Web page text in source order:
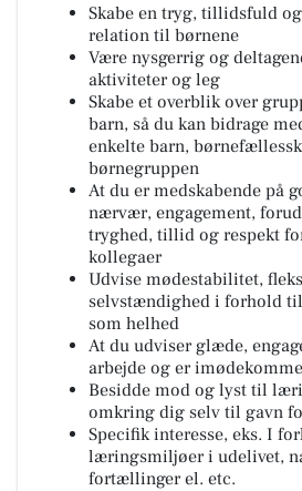
Skabe en tryg, tillidsfuld
relation til børnene
Være nysgerrig og
aktiviteter og leg
Skabe et overblik over
barn, så du kan bidrage
enkelte barn,
børnegruppen
At du er medskabende på
nærvær, engagement,
tryghed, tillid og respekt
kollegaer
Udvise mødestabilitet,
selvstændighed i forhold
som helhed
At du udviser glæde,
arbejde og er
Besidde mod og lyst til
omkring dig selv til gavn
Specifik interesse, eks. I
læringsmiljøer i udelivet,
fortællinger el. etc.